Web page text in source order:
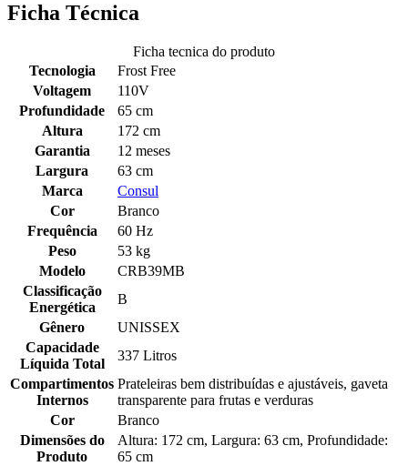
Ficha Técnica
Ficha tecnica do produto
Tecnologia
Frost Free
Voltagem
110V
Profundidade
65 cm
Altura
172 cm
Garantia
12 meses
Largura
63 cm
Marca
Consul
Cor
Branco
Frequência
60 Hz
Peso
53 kg
Modelo
CRB39MB
Classificação
Energética
B
Gênero
UNISSEX
Capacidade
Líquida Total
337 Litros
Compartimentos
Internos
Prateleiras bem distribuídas e ajustáveis, gaveta
transparente para frutas e verduras
Cor
Branco
Dimensões do
Produto
Altura: 172 cm, Largura: 63 cm, Profundidade:
65 cm